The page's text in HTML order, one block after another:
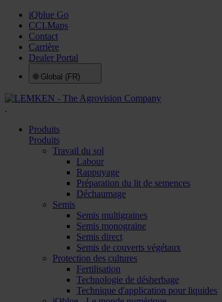
iQblue Go
CCI.Maps
Contact
Carrière
Dealer Portal
🌐 Global (FR)
.
Produits
Produits
Travail du sol
Labour
Rappuyage
Préparation du lit de semences
Déchaumage
Semis
Semis multigraines
Semis monograine
Semis direct
Semis de couverts végétaux
Protection des cultures
Fertilisation
Technologie de désherbage
Technique d'application pour liquides